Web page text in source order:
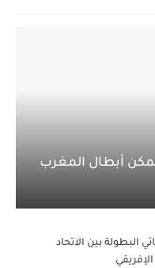
أبطال المغرب
البطولة بين الاتحاد